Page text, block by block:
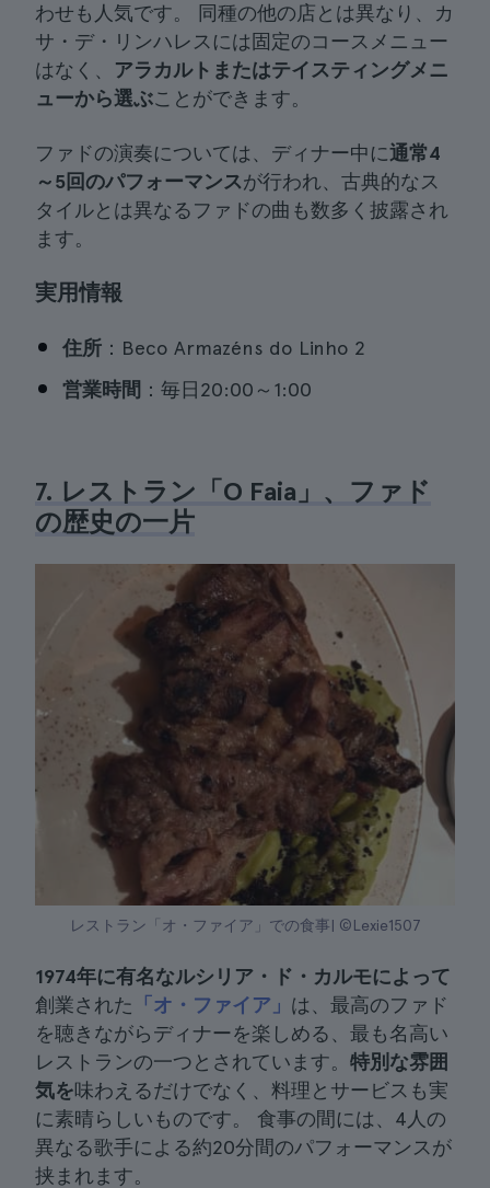
わせも人気です。 同種の他の店とは異なり、カ
サ・デ・リンハレスには固定のコースメニュー
はなく、 アラカルトまたはテイスティングメニ
ューから選ぶことができます。
ファドの演奏については、ディナー中に通常4
～5回のパフォーマンスが行われ、古典的なス
タイルとは異なるファドの曲も数多く披露され
ます。
実用情報
住所 ：Beco Armazéns do Linho 2
営業時間 ：毎日20:00～1:00
7. レストラン「O Faia」、ファド
の歴史の一片
レストラン「オ・ファイア」での食事| ©Lexie1507
1974年に有名なルシリア・ド・カルモによって
創業された 「オ・ファイア」 は、最高のファド
を聴きながらディナーを楽しめる、最も名高い
レストランの一つとされています。 特別な雰囲
気を味わえるだけでなく、料理とサービスも実
に素晴らしいものです。 食事の間には、4人の
異なる歌手による約20分間のパフォーマンスが
挟まれます。